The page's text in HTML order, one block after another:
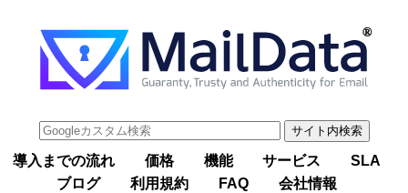
導入までの流れ 価格 機能 サービス
SLA
ブログ
利用規約 FAQ
会社情報